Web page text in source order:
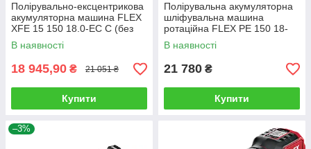
Полірувально-ексцентрикова
акумуляторна машина FLEX
XFE 15 150 18.0-EC C (без
АКБ та зарядного)
В наявності
18 945,90 ₴ 21 051 ₴
Купити
Полірувальна акумуляторна
шліфувальна машина
ротаційна FLEX PE 150 18-
EC C
В наявності
21 780 ₴
Купити
–3%